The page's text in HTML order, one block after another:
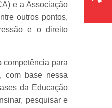
e a Associação
outros pontos,
e o direito
competência para
com base nessa
da Educação
pesquisar e